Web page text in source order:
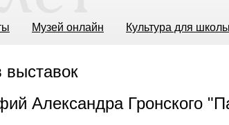
Музей онлайн Культура для
выставок